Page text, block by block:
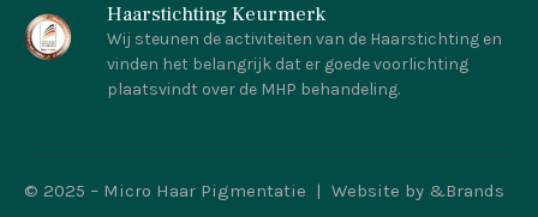
Haarstichting Keurmerk
Wij steunen de activiteiten van de Haarstichting en
vinden het belangrijk dat er goede voorlichting
plaatsvindt over de MHP behandeling.
© 2025 – Micro Haar Pigmentatie | Website by &Brands